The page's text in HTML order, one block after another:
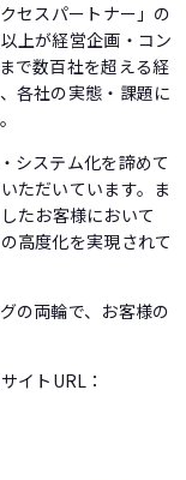
セスパートナー」の
上が経営企画・コン
で数百社を超える経
各社の実態・課題に
システム化を諦めて
ただいています。ま
たお客様において
高度化を実現されて
の両輪で、お客様の
イトURL：